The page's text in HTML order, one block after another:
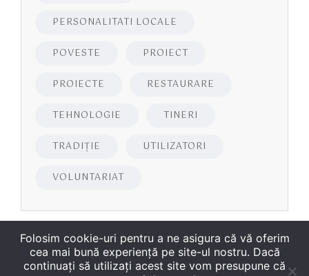
PERSONALITATI LOCALE
POVESTE PROIECT
PROIECTE RESTAURARE
TEHNOLOGIE TINERI
TRADIȚIE UTILIZATORI
VOLUNTARIAT
Folosim cookie-uri pentru a ne asigura că vă oferim
cea mai bună experiență pe site-ul nostru. Dacă
continuați să utilizați acest site vom presupune că